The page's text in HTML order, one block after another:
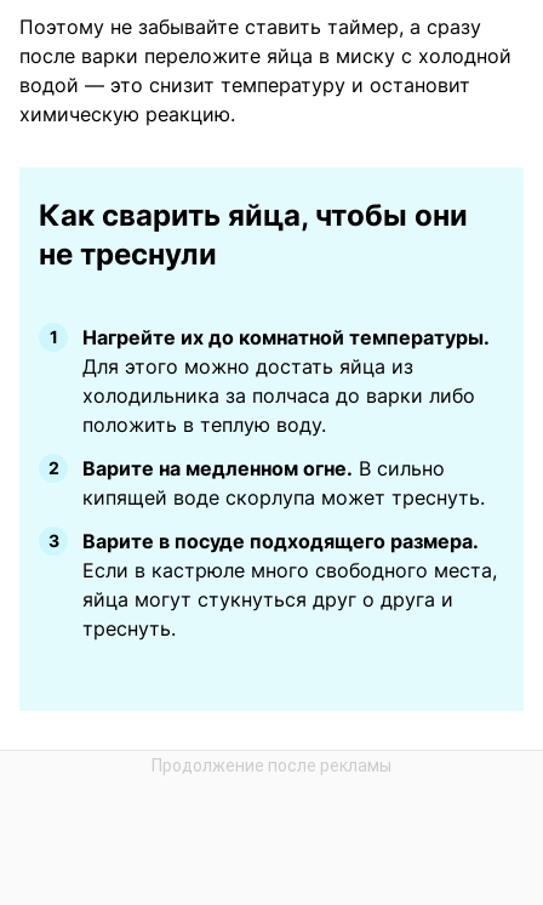
Поэтому не забывайте ставить таймер, а сразу
после варки переложите яйца в миску с холодной
водой — это снизит температуру и остановит
химическую реакцию.
Как сварить яйца, чтобы они
не треснули
Нагрейте их до комнатной температуры.
Для этого можно достать яйца из
холодильника за полчаса до варки либо
положить в теплую воду.
Варите на медленном огне. В сильно
кипящей воде скорлупа может треснуть.
Варите в посуде подходящего размера.
Если в кастрюле много свободного места,
яйца могут стукнуться друг о друга и
треснуть.